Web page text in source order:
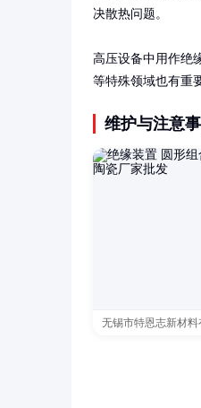
决散热问题。
高压设备中用作绝
等特殊领域也有重
维护与注意
无锡市特恩志新材料